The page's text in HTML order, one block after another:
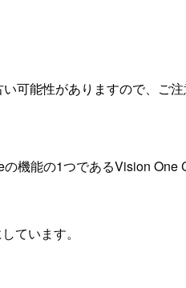
可能性がありますので、ご注
機能の1つであるVision
ています。